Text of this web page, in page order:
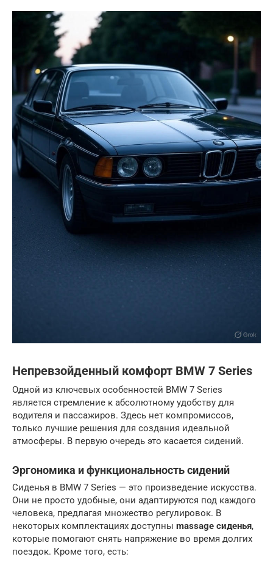
Непревзойденный комфорт BMW 7 Series
Одной из ключевых особенностей BMW 7 Series
является стремление к абсолютному удобству для
водителя и пассажиров. Здесь нет компромиссов,
только лучшие решения для создания идеальной
атмосферы. В первую очередь это касается сидений.
Эргономика и функциональность сидений
Сиденья в BMW 7 Series — это произведение искусства.
Они не просто удобные, они адаптируются под каждого
человека, предлагая множество регулировок. В
некоторых комплектациях доступны massage сиденья,
которые помогают снять напряжение во время долгих
поездок. Кроме того, есть: